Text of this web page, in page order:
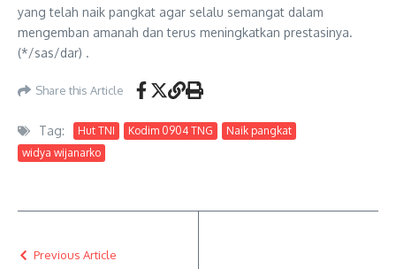
yang telah naik pangkat agar selalu semangat dalam
mengemban amanah dan terus meningkatkan prestasinya.
(*/sas/dar) .
Share this Article
Tag: Hut TNI Kodim 0904 TNG
Naik pangkat
widya wijanarko
Previous Article